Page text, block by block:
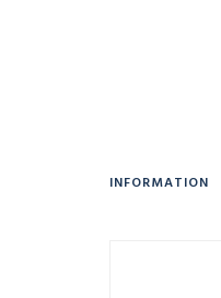
INFORMATION